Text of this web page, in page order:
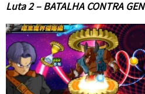
Luta 2 – BATALHA CONTRA